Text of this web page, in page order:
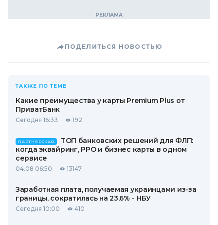
ПОДЕЛИТЬСЯ НОВОСТЬЮ
ТАКЖЕ ПО ТЕМЕ
Какие преимущества у карты Premium Plus от
ПриватБанк
Сегодня 16:33 192
ПАРТНЕРСКАЯ
ТОП банковских решений для ФЛП:
когда эквайринг, РРО и бизнес карты в одном
сервисе
04.08 06:50 13147
Заработная плата, получаемая украинцами из-за
границы, сократилась на 23,6% - НБУ
Сегодня 10:00 410